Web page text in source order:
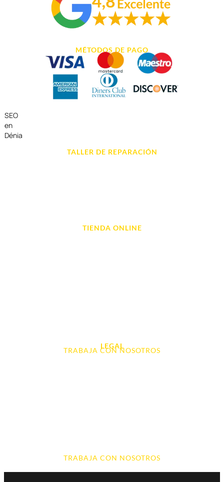
MÉTODOS DE PAGO
SEO
en
Dénia
TALLER DE REPARACIÓN
TIENDA ONLINE
LEGAL
TRABAJA CON NOSOTROS
TRABAJA CON NOSOTROS